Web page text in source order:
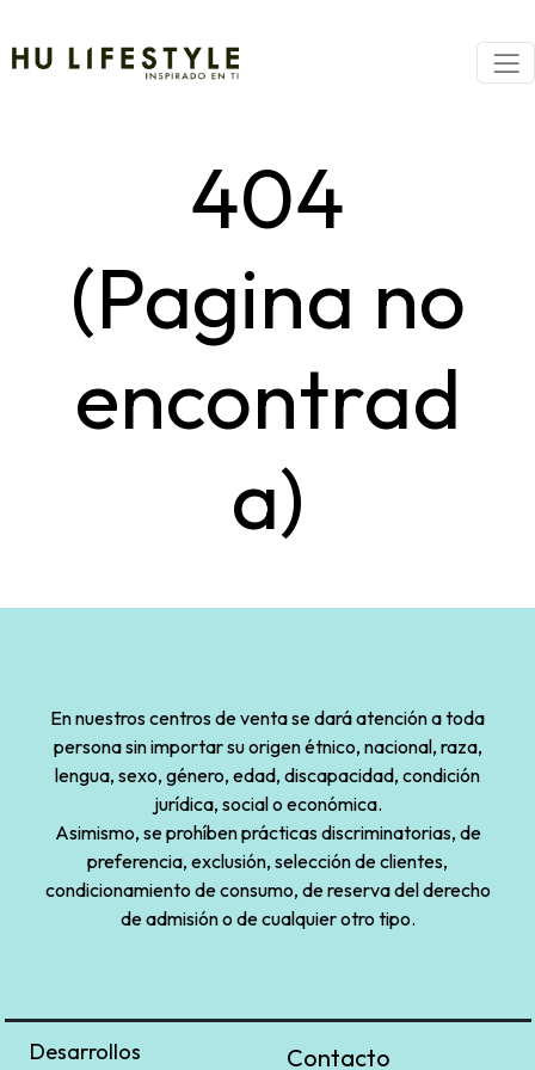
404
(Pagina no
encontrad
a)
En nuestros centros de venta se dará atención a toda
persona sin importar su origen étnico, nacional, raza,
lengua, sexo, género, edad, discapacidad, condición
jurídica, social o económica.
Asimismo, se prohíben prácticas discriminatorias, de
preferencia, exclusión, selección de clientes,
condicionamiento de consumo, de reserva del derecho
de admisión o de cualquier otro tipo.
Desarrollos Contacto